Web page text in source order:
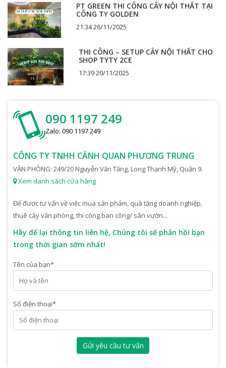
PT GREEN THI CÔNG CÂY NỘI THẤT TẠI
CÔNG TY GOLDEN
21:34 26/11/2025
THI CÔNG – SETUP CÂY NỘI THẤT CHO
SHOP TYTY 2CE
17:39 20/11/2025
090 1197 249
Zalo: 090 1197 249
CÔNG TY TNHH CẢNH QUAN PHƯƠNG TRUNG
VĂN PHÒNG: 249/20 Nguyễn Văn Tăng, Long Thạnh Mỹ, Quận 9.
Xem danh sách cửa hàng
Để được tư vấn về việc mua sản phẩm, quà tặng doanh nghiệp,
thuê cây văn phòng, thi công ban công/ sân vườn...
Hãy để lại thông tin liên hệ, Chúng tôi sẽ phản hồi bạn
trong thời gian sớm nhất!
Tên của bạn*
Số điện thoại*
Gửi yêu cầu tư vấn